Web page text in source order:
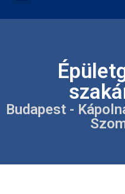
Budapest -